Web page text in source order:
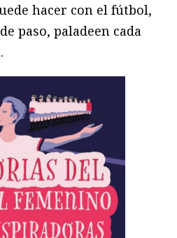
hacer con el fútbol,
paso, paladeen cada